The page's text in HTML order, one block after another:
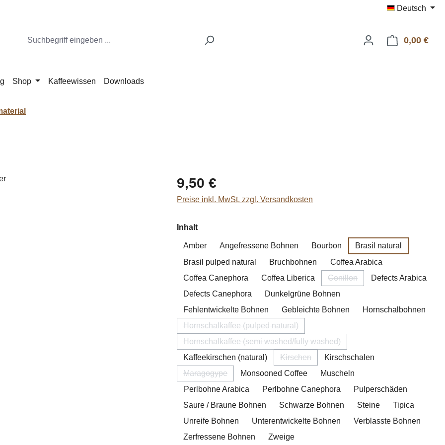
Deutsch
0,00 €
Shop Kaffeewissen Downloads
Regulärer Preis:
9,50 €
Preise inkl. MwSt. zzgl. Versandkosten
Inhaltauswählen
Amber Angefressene Bohnen Bourbon
Brasil natural
Brasil pulped natural
Bruchbohnen
Coffea Arabica
Coffea Canephora
Coffea Liberica Conillon
(Diese Option ist zurzeit nicht
Defects Arabica
Defects Canephora
Dunkelgrüne Bohnen
Fehlentwickelte Bohnen
Gebleichte Bohnen
Hornschalbohnen
Hornschalkaffee (pulped natural)
(Diese Option ist zurzeit nicht verfügbar.)
Hornschalkaffee (semi washed/fully washed)
(Diese Option ist zurzeit nicht verfügbar.)
Kaffeekirschen (natural) Kirschen
(Diese Option ist zurzeit nicht verfügbar.)
Kirschschalen
Maragogype
(Diese Option ist zurzeit nicht verfügbar.)
Monsooned Coffee
Muscheln
Perlbohne Arabica
Perlbohne Canephora
Pulperschäden
Saure / Braune Bohnen
Schwarze Bohnen Steine
Tipica
Unreife Bohnen
Unterentwickelte Bohnen
Verblasste Bohnen
Zerfressene Bohnen
Zweige